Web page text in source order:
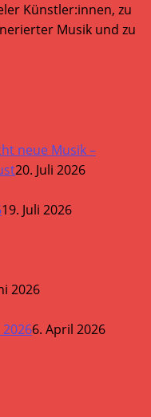
Künstler:innen, zu
Musik und zu
neue Musik –
20. Juli 2026
19. Juli 2026
2026
6. April 2026